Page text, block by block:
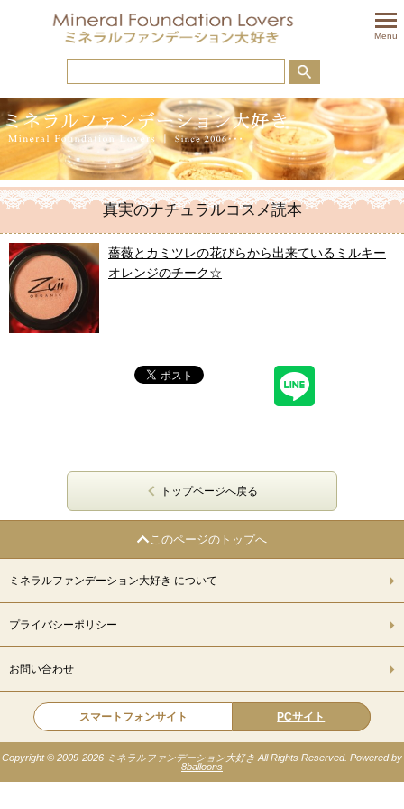
Menu
真実のナチュラルコスメ読本
薔薇とカミツレの花びらから出来ているミルキー
オレンジのチーク☆
トップページへ戻る
このページのトップへ
ミネラルファンデーション大好き について
プライバシーポリシー
お問い合わせ
スマートフォンサイト PCサイト
Copyright © 2009-2026 ミネラルファンデーション大好き All Rights Reserved. Powered by
8balloons